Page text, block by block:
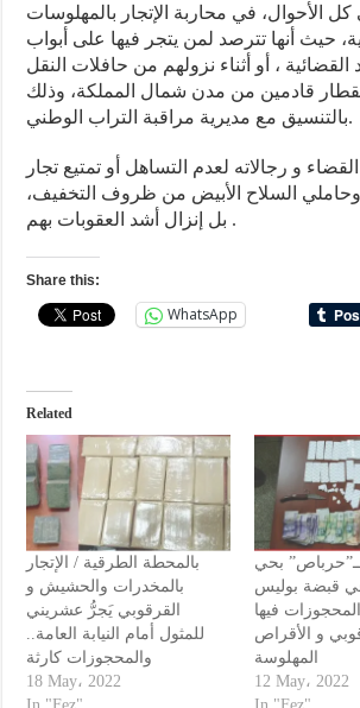
كل الأحوال، في محاربة الإتجار بالمهلوسات
حيث أنها تترصد لمن يتجر فيها على أبواب
القضائية ، أو أثناء نزولهم من حافلات النقل
قادمين من مدن شمال المملكة، وذلك
بالتنسيق مع مديرية مراقبة التراب الوطني.
و رجالاته لعدم التساهل أو تمتيع تجار
وحاملي السلاح الأبيض من ظروف التخفيف،
بل إنزال أشد العقوبات بهم .
Share this:
WhatsApp
Related
بالمحطة الطرقية / الإتجار
بالمخدرات والحشيش و
القرقوبي يَجرُّ عشريني
للمثول أمام النيابة العامة..
والمحجوزات كارثة
18 May، 2022
بحي
في قبضة بوليس
فيها
و الأقراص
المهلوسة
12 May، 2022